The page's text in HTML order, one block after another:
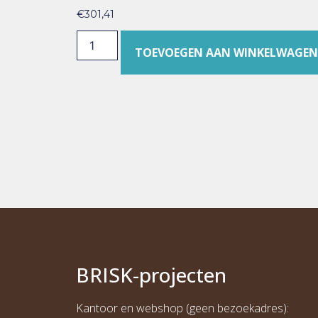
€301,41
TOEVOEGEN AAN WINKELWAGEN
BRISK-projecten
Kantoor en webshop (geen bezoekadres):